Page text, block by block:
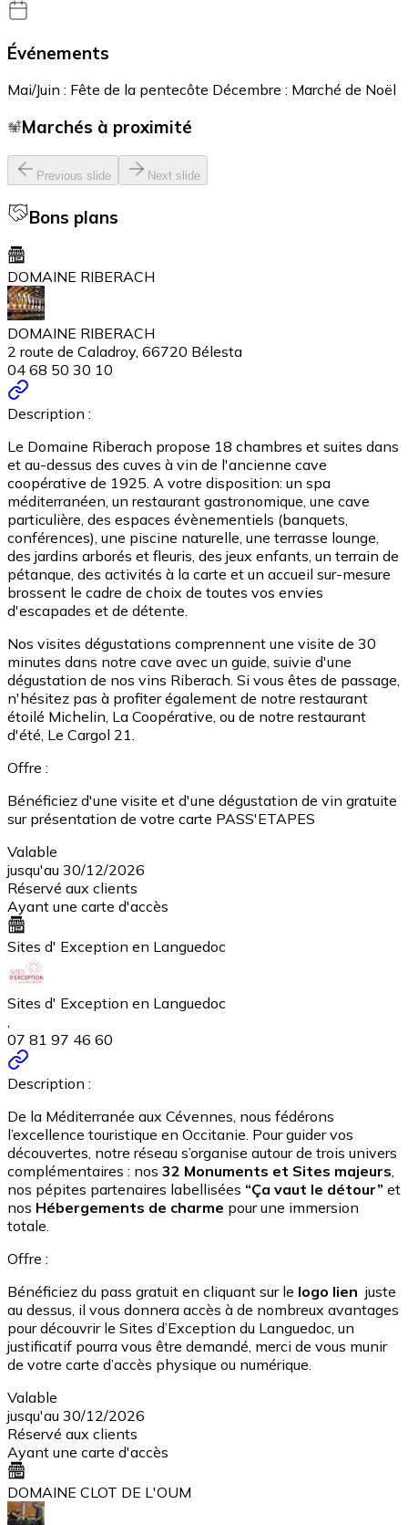
Événements
Mai/Juin : Fête de la pentecôte Décembre : Marché de Noël
Marchés à proximité
Previous slide Next slide
Bons plans
DOMAINE RIBERACH
DOMAINE RIBERACH
2 route de Caladroy, 66720 Bélesta
04 68 50 30 10
Description :
Le Domaine Riberach propose 18 chambres et suites dans
et au-dessus des cuves à vin de l'ancienne cave
coopérative de 1925. A votre disposition: un spa
méditerranéen, un restaurant gastronomique, une cave
particulière, des espaces évènementiels (banquets,
conférences), une piscine naturelle, une terrasse lounge,
des jardins arborés et fleuris, des jeux enfants, un terrain de
pétanque, des activités à la carte et un accueil sur-mesure
brossent le cadre de choix de toutes vos envies
d'escapades et de détente.
Nos visites dégustations comprennent une visite de 30
minutes dans notre cave avec un guide, suivie d'une
dégustation de nos vins Riberach. Si vous êtes de passage,
n'hésitez pas à profiter également de notre restaurant
étoilé Michelin, La Coopérative, ou de notre restaurant
d'été, Le Cargol 21.
Offre :
Bénéficiez d'une visite et d'une dégustation de vin gratuite
sur présentation de votre carte PASS'ETAPES
Valable
jusqu'au 30/12/2026
Réservé aux clients
Ayant une carte d'accès
Sites d' Exception en Languedoc
Sites d' Exception en Languedoc
,
07 81 97 46 60
Description :
De la Méditerranée aux Cévennes, nous fédérons
l’excellence touristique en Occitanie. Pour guider vos
découvertes, notre réseau s’organise autour de trois univers
complémentaires : nos 32 Monuments et Sites majeurs,
nos pépites partenaires labellisées “Ça vaut le détour” et
nos Hébergements de charme pour une immersion
totale.
Offre :
Bénéficiez du pass gratuit en cliquant sur le logo lien juste
au dessus, il vous donnera accès à de nombreux avantages
pour découvrir le Sites d’Exception du Languedoc, un
justificatif pourra vous être demandé, merci de vous munir
de votre carte d’accès physique ou numérique.
Valable
jusqu'au 30/12/2026
Réservé aux clients
Ayant une carte d'accès
DOMAINE CLOT DE L'OUM